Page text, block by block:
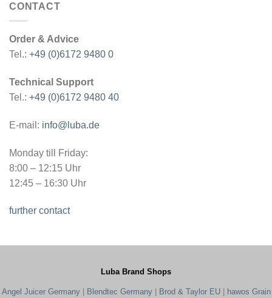
CONTACT
Order & Advice
Tel.: +49 (0)6172 9480 0
Technical Support
Tel.: +49 (0)6172 9480 40
E-mail: info@luba.de
Monday till Friday:
8:00 – 12:15 Uhr
12:45 – 16:30 Uhr
further contact
Luba Brand Shops
Angel Juicer Germany| Blendtec Germany| Brod & Taylor EU| hawos Grain